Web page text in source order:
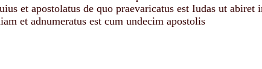
et apostolatus de quo praevaricatus est Iudas ut abiret
et adnumeratus est cum undecim apostolis